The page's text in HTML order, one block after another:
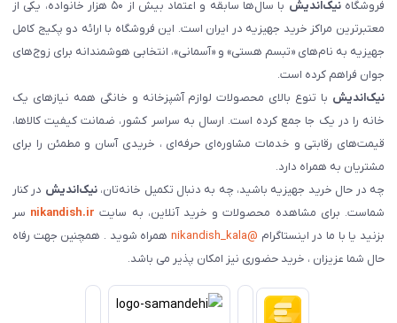
فروشگاهنیک‌اندیش
با سال‌ها سابقه و اعتماد بیش از ۵۰ هزار خانواده، یکی از
معتبرترین مراکز خرید جهیزیه در ایران است. این فروشگاه با ارائه دو پکیج کامل
جهیزیه به نام‌های «تبسم هستی» و «آسمانی»، انتخابی هوشمندانه برای زوج‌های
جوان فراهم کرده است.
نیک‌اندیش با تنوع بالای محصولات لوازم آشپزخانه و خانگی همه نیازهای یک
خانه را در یک جا جمع کرده است. ارسال به سراسر کشور، ضمانت کیفیت کالاها،
قیمت‌های رقابتی و خدمات مشاوره‌ای حرفه‌ای ، خریدی آسان و مطمئن را برای
مشتریان به همراه دارد.
چه در حال خرید جهیزیه باشید، چه به دنبال تکمیل خانه‌تان،نیک‌اندیش در کنار
شماست. برای مشاهده محصولات و خرید آنلاین، به سایت nikandish.ir سر
بزنید یا با ما در اینستاگرام @nikandish_kala
همراه شوید . همچنین جهت رفاه
حال شما عزیزان ، خرید حضوری نیز امکان پذیر می باشد.